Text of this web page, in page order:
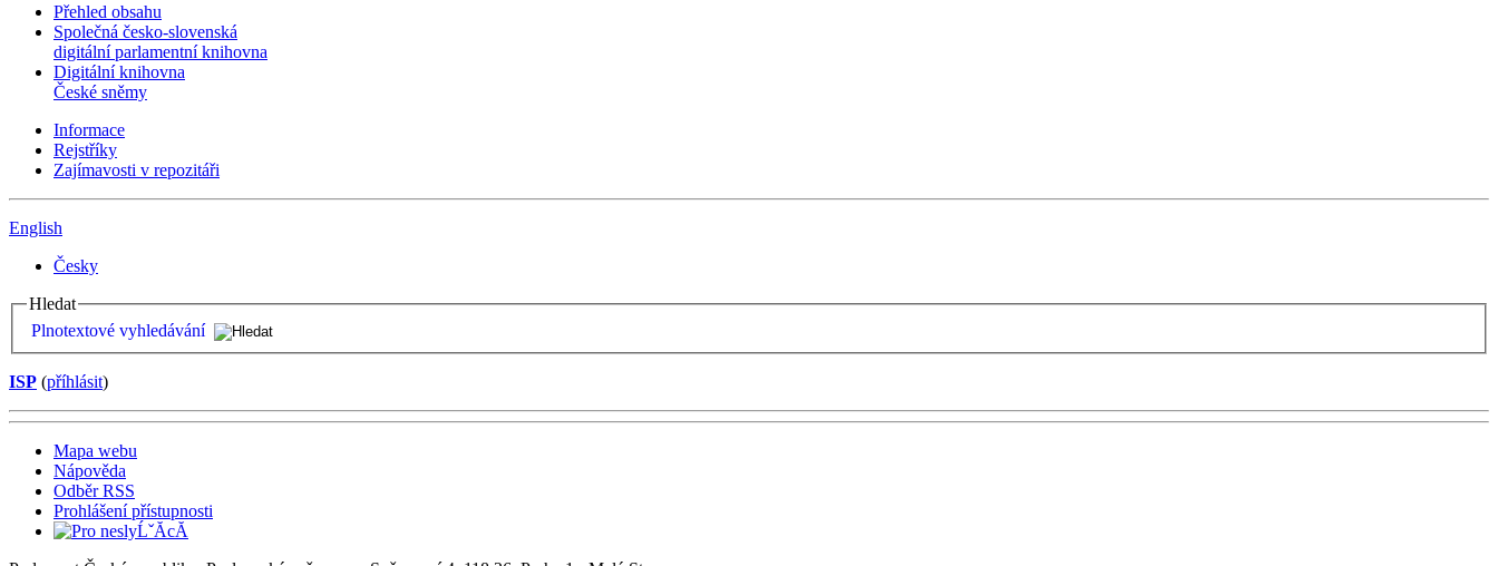
Přehled obsahu
Společná česko-slovenská
digitální parlamentní knihovna
Digitální knihovna
České sněmy
Informace
Rejstříky
Zajímavosti v repozitáři
English
Česky
Hledat
Plnotextové vyhledávání
ISP (příhlásit)
Mapa webu
Nápověda
Odběr RSS
Prohlášení přístupnosti